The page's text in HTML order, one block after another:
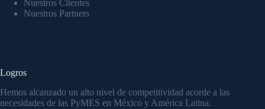
Nuestros Clientes
Nuestros Partners
Logros
Hemos alcanzado un alto nivel de competitividad acorde a las
necesidades de las PyMES en México y América Latina.